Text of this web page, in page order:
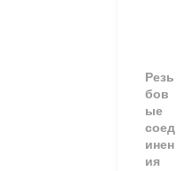
Резь
бов
ые
соед
инен
ия